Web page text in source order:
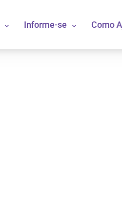
Informe-se Como